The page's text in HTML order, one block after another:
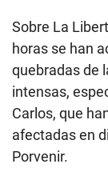
Sobre La
horas se han
quebradas de
intensas,
Carlos, que
afectadas en
Porvenir.